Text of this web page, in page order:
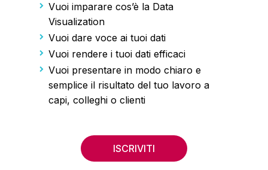
Vuoi imparare cos’è la Data
Visualization
Vuoi dare voce ai tuoi dati
Vuoi rendere i tuoi dati efficaci
Vuoi presentare in modo chiaro e
semplice il risultato del tuo lavoro a
capi, colleghi o clienti
ISCRIVITI